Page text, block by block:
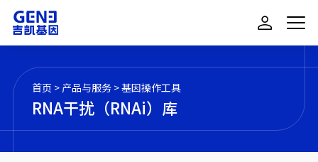
首页 > 产品与服务 >基因操作工具
RNA干扰（RNAi）库